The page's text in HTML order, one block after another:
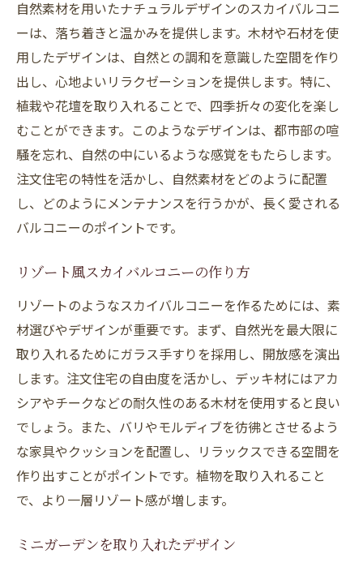
自然素材を用いたナチュラルデザインのスカイバルコニ
ーは、落ち着きと温かみを提供します。木材や石材を使
用したデザインは、自然との調和を意識した空間を作り
出し、心地よいリラクゼーションを提供します。特に、
植栽や花壇を取り入れることで、四季折々の変化を楽し
むことができます。このようなデザインは、都市部の喧
騒を忘れ、自然の中にいるような感覚をもたらします。
注文住宅の特性を活かし、自然素材をどのように配置
し、どのようにメンテナンスを行うかが、長く愛される
バルコニーのポイントです。
リゾート風スカイバルコニーの作り方
リゾートのようなスカイバルコニーを作るためには、素
材選びやデザインが重要です。まず、自然光を最大限に
取り入れるためにガラス手すりを採用し、開放感を演出
します。注文住宅の自由度を活かし、デッキ材にはアカ
シアやチークなどの耐久性のある木材を使用すると良い
でしょう。また、バリやモルディブを彷彿とさせるよう
な家具やクッションを配置し、リラックスできる空間を
作り出すことがポイントです。植物を取り入れること
で、より一層リゾート感が増します。
ミニガーデンを取り入れたデザイン